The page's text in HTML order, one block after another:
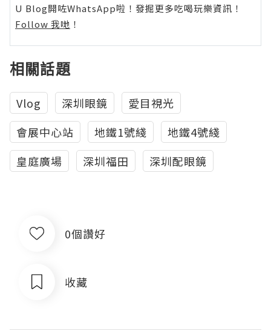
U Blog開咗WhatsApp啦！發掘更多吃喝玩樂資訊！
Follow 我哋 ！
相關話題
Vlog 深圳眼鏡
愛目視光
會展中心站
地鐵1號綫
地鐵4號綫
皇庭廣場
深圳福田 深圳配眼鏡
0個讚好
收藏